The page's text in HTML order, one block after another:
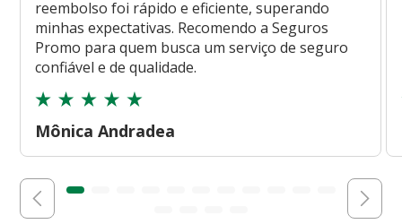
reembolso foi rápido e eficiente, superando
minhas expectativas. Recomendo a Seguros
Promo para quem busca um serviço de seguro
confiável e de qualidade.
Mônica Andradea